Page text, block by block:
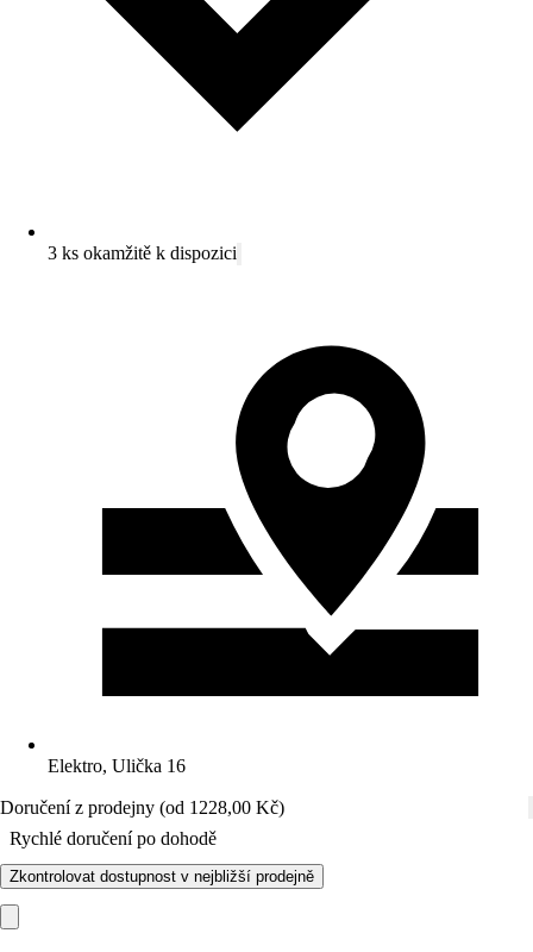
3 ks okamžitě k dispozici
Elektro, Ulička 16
Doručení z prodejny (od 1228,00 Kč)
Rychlé doručení po dohodě
Zkontrolovat dostupnost v nejbližší prodejně